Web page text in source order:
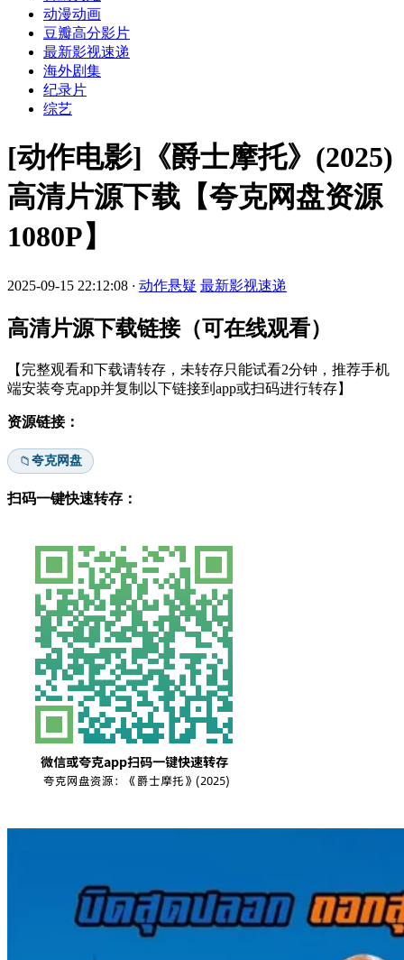
动漫动画
豆瓣高分影片
最新影视速递
海外剧集
纪录片
综艺
[动作电影]《爵士摩托》(2025)
高清片源下载【夸克网盘资源
1080P】
2025-09-15 22:12:08 · 动作悬疑 最新影视速递
高清片源下载链接（可在线观看）
【完整观看和下载请转存，未转存只能试看2分钟，推荐手机
端安装夸克app并复制以下链接到app或扫码进行转存】
资源链接：
📁夸克网盘
扫码一键快速转存：